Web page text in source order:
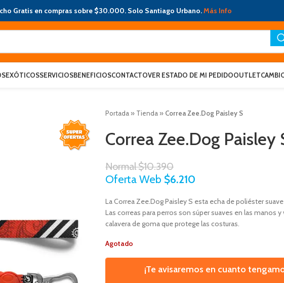
Gratis en compras sobre $30.000. Solo Santiago Urbano.Más Info
EXÓTICOSSERVICIOSBENEFICIOSCONTACTOVER ESTADO DE MI PEDIDOOUTLET
Portada » Tienda » Correa Zee.Dog Paisley S
Correa Zee.Dog Paisley
Normal$10.390
Oferta Web $6.210
La Correa Zee.Dog Paisley S esta echa de poliéster
Las correas para perros son súper suaves en las manos
calavera de goma que protege las costuras.
Agotado
¡Te avisaremos en cuanto